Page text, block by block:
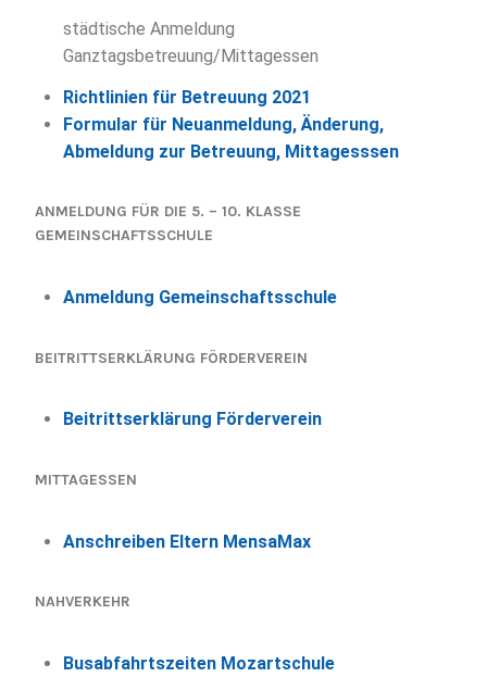
städtische Anmeldung
Ganztagsbetreuung/Mittagessen
Richtlinien für Betreuung 2021
Formular für Neuanmeldung, Änderung,
Abmeldung zur Betreuung, Mittagesssen
ANMELDUNG FÜR DIE 5. – 10. KLASSE
GEMEINSCHAFTSSCHULE
Anmeldung Gemeinschaftsschule
BEITRITTSERKLÄRUNG FÖRDERVEREIN
Beitrittserklärung Förderverein
MITTAGESSEN
Anschreiben Eltern MensaMax
NAHVERKEHR
Busabfahrtszeiten Mozartschule